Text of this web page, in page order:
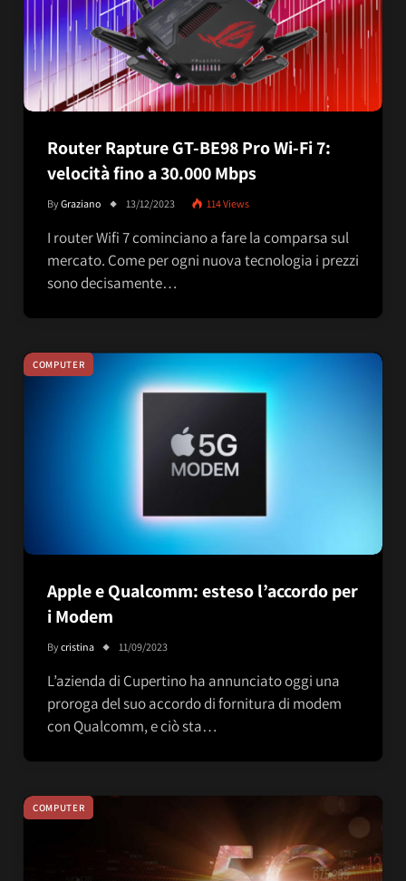
Router Rapture GT-BE98 Pro Wi-Fi 7:
velocità fino a 30.000 Mbps
ByGraziano 13/12/2023 114Views
I router Wifi 7 cominciano a fare la comparsa sul
mercato. Come per ogni nuova tecnologia i prezzi
sono decisamente…
COMPUTER
Apple e Qualcomm: esteso l’accordo per
i Modem
Bycristina 11/09/2023
L’azienda di Cupertino ha annunciato oggi una
proroga del suo accordo di fornitura di modem
con Qualcomm, e ciò sta…
COMPUTER